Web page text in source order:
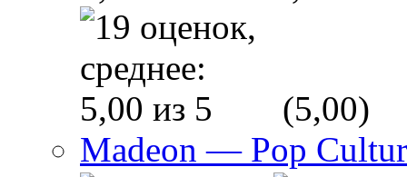
(5,00)
Madeon — Pop